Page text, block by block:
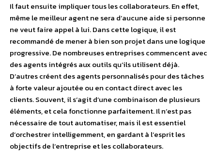
Il faut ensuite impliquer tous les collaborateurs. En effet,
même le meilleur agent ne sera d’aucune aide si personne
ne veut faire appel à lui. Dans cette logique, il est
recommandé de mener à bien son projet dans une logique
progressive. De nombreuses entreprises commencent avec
des agents intégrés aux outils qu’ils utilisent déjà.
D’autres créent des agents personnalisés pour des tâches
à forte valeur ajoutée ou en contact direct avec les
clients. Souvent, il s’agit d’une combinaison de plusieurs
éléments, et cela fonctionne parfaitement. Il n’est pas
nécessaire de tout automatiser, mais il est essentiel
d’orchestrer intelligemment, en gardant à l’esprit les
objectifs de l’entreprise et les collaborateurs.